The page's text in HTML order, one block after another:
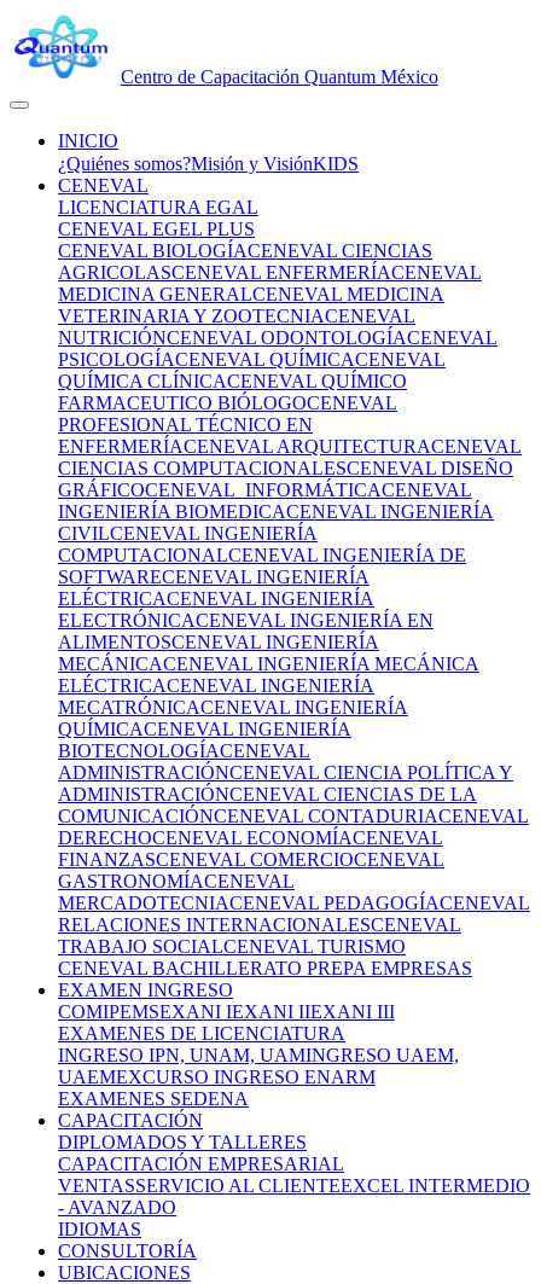
Centro de Capacitación Quantum México
INICIO
¿Quiénes somos?Misión y VisiónKIDS
CENEVAL
LICENCIATURA EGAL
CENEVAL EGEL PLUS
CENEVAL BIOLOGÍACENEVAL CIENCIAS
AGRICOLASCENEVAL ENFERMERÍACENEVAL
MEDICINA GENERALCENEVAL MEDICINA
VETERINARIA Y ZOOTECNIACENEVAL
NUTRICIÓNCENEVAL ODONTOLOGÍACENEVAL
PSICOLOGÍACENEVAL QUÍMICACENEVAL
QUÍMICA CLÍNICACENEVAL QUÍMICO
FARMACEUTICO BIÓLOGOCENEVAL
PROFESIONAL TÉCNICO EN
ENFERMERÍACENEVAL ARQUITECTURACENEVAL
CIENCIAS COMPUTACIONALESCENEVAL DISEÑO
GRÁFICOCENEVAL INFORMÁTICACENEVAL
INGENIERÍA BIOMEDICACENEVAL INGENIERÍA
CIVILCENEVAL INGENIERÍA
COMPUTACIONALCENEVAL INGENIERÍA DE
SOFTWARECENEVAL INGENIERÍA
ELÉCTRICACENEVAL INGENIERÍA
ELECTRÓNICACENEVAL INGENIERÍA EN
ALIMENTOSCENEVAL INGENIERÍA
MECÁNICACENEVAL INGENIERÍA MECÁNICA
ELÉCTRICACENEVAL INGENIERÍA
MECATRÓNICACENEVAL INGENIERÍA
QUÍMICACENEVAL INGENIERÍA
BIOTECNOLOGÍACENEVAL
ADMINISTRACIÓNCENEVAL CIENCIA POLÍTICA Y
ADMINISTRACIÓNCENEVAL CIENCIAS DE LA
COMUNICACIÓNCENEVAL CONTADURIACENEVAL
DERECHOCENEVAL ECONOMÍACENEVAL
FINANZASCENEVAL COMERCIOCENEVAL
GASTRONOMÍACENEVAL
MERCADOTECNIACENEVAL PEDAGOGÍACENEVAL
RELACIONES INTERNACIONALESCENEVAL
TRABAJO SOCIALCENEVAL TURISMO
CENEVAL BACHILLERATO PREPA EMPRESAS
EXAMEN INGRESO
COMIPEMSEXANI IEXANI IIEXANI III
EXAMENES DE LICENCIATURA
INGRESO IPN, UNAM, UAMINGRESO UAEM,
UAEMEXCURSO INGRESO ENARM
EXAMENES SEDENA
CAPACITACIÓN
DIPLOMADOS Y TALLERES
CAPACITACIÓN EMPRESARIAL
VENTASSERVICIO AL CLIENTEEXCEL INTERMEDIO
- AVANZADO
IDIOMAS
CONSULTORÍA
UBICACIONES